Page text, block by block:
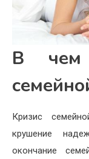
В чем
Кризис
крушение
окончание